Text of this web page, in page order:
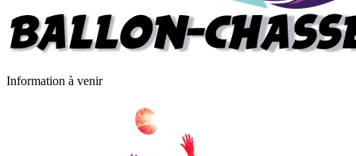
Information à venir